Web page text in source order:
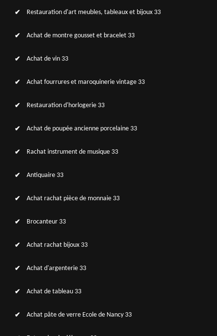
Restauration d'art meubles, tableaux et bijoux 33
Achat de montre gousset et bracelet 33
Achat de vin 33
Achat fourrures et maroquinerie vintage 33
Restauration d'horlogerie 33
Achat de poupée ancienne porcelaine 33
Rachat instrument de musique 33
Antiquaire 33
Achat rachat pièce de monnaie 33
Brocanteur 33
Achat rachat bijoux 33
Achat d'argenterie 33
Achat de tableau 33
Achat pâte de verre Ecole de Nancy 33